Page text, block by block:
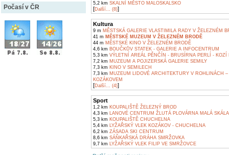
Počasí v ČR
5,2 km SKALNÍ MĚSTO MALOSKALSKO
[Další... (8)]
Kultura
9 m MĚSTSKÁ GALERIE VLASTIMILA RADY V ŽELEZNÉM
41 m MĚSTSKÉ MUZEUM V ŽELEZNÉM BRODĚ
44 m MĚSTSKÉ KINO V ŽELEZNÉM BRODĚ
4,6 km BOUČKŮV STATEK - GALERIE A INFOCENTRUM
5,3 km VÝLETNÍ AREÁL PĚNČÍN - BRUSÍRNA PERLÍ - KOZÍ
7,2 km MUZEUM A POJIZERSKÁ GALERIE SEMILY
7,3 km KINO V SEMILECH
7,3 km MUZEUM LIDOVÉ ARCHITEKTURY V ROHLINÁCH
KOZÁKOVEM
[Další... (4)]
Sport
1,2 km KOUPALIŠTĚ ŽELEZNÝ BROD
4,3 km LANOVÉ CENTRUM ŽLUTÁ PLOVÁRNA MALÁ SKÁLA
5,3 km KOUPALIŠTĚ CHUCHELNA
5,4 km LYŽAŘSKÝ VLEK KOZÁKOV - CHUCHELNA
6,2 km ZÁSADA SKI CENTRUM
8,6 km SÁŇKAŘSKÁ DRÁHA SMRŽOVKA
9,7 km LYŽAŘSKÝ VLEK FILIP VE SMRŽOVCE